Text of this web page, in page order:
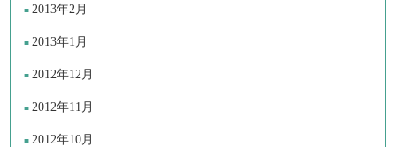
2013年2月
2013年1月
2012年12月
2012年11月
2012年10月